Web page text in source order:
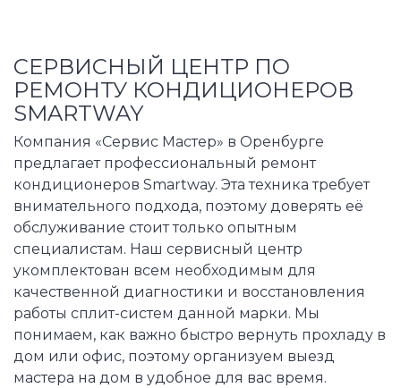
СЕРВИСНЫЙ ЦЕНТР ПО
РЕМОНТУ КОНДИЦИОНЕРОВ
SMARTWAY
Компания «Сервис Мастер» в Оренбурге
предлагает профессиональный ремонт
кондиционеров Smartway. Эта техника требует
внимательного подхода, поэтому доверять её
обслуживание стоит только опытным
специалистам. Наш сервисный центр
укомплектован всем необходимым для
качественной диагностики и восстановления
работы сплит-систем данной марки. Мы
понимаем, как важно быстро вернуть прохладу в
дом или офис, поэтому организуем выезд
мастера на дом в удобное для вас время.